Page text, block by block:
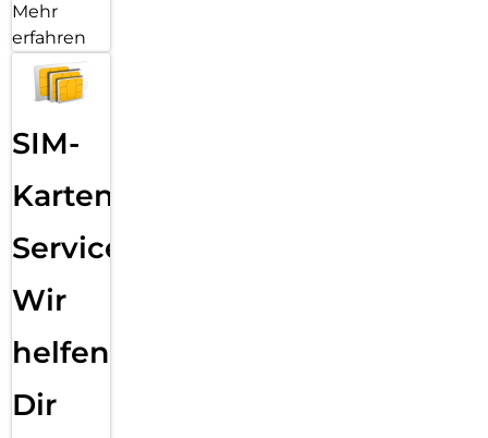
Mehr
erfahren
SIM-
Karten
Service:
Wir
helfen
Dir